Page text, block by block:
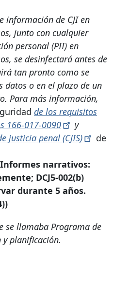
información de CJI en
junto con cualquier
personal (PII) en
se desinfectará antes de
tan pronto como se
datos o en el plazo de un
Para más información,
de los requisitos
166-017-0090
y
justicia penal (CJIS)
de
Informes narrativos:
DCJ5-002(b)
durante 5 años.
se llamaba Programa de
planificación.